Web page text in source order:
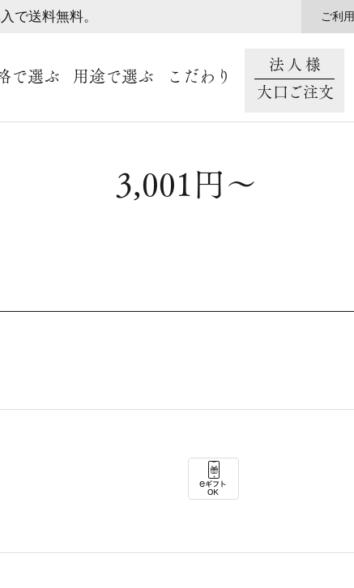
で送料無料。 ご利
で選ぶ 用途で選ぶ こだわり
法人様
大口ご注文
3,001円～